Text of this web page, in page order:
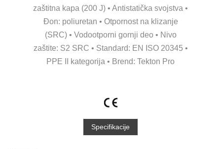
zaštitna kapa (200 J) • Antistatička svojstva •
Đon: poliuretan • Otpornost na klizanje
(SRC) • Vodootporni gornji deo • Nivo
zaštite: S2 SRC • Standard: EN ISO 20345 •
PPE II kategorija • Brend: Tekton Pro
Specifikacije